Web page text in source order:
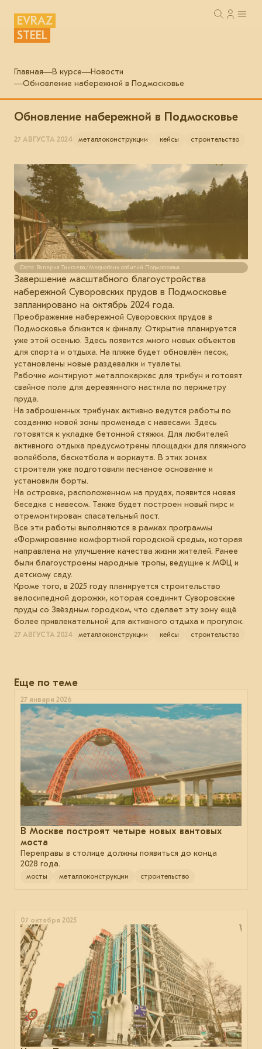
EVRAZ
STEEL
Главная В курсе
Новости
Обновление набережной в Подмосковье
Обновление набережной в Подмосковье
27 АВГУСТА 2024 металлоконструкции кейсы строительство
Фото: Валерия Тингаева/Медиабанк событий Подмосковья
Завершение масштабного благоустройства
набережной Суворовских прудов в Подмосковье
запланировано на октябрь 2024 года.
Преображение набережной Суворовских прудов в
Подмосковье близится к финалу. Открытие планируется
уже этой осенью. Здесь появится много новых объектов
для спорта и отдыха. На пляже будет обновлён песок,
установлены новые раздевалки и туалеты.
Рабочие монтируют металлокаркас для трибун и готовят
свайное поле для деревянного настила по периметру
пруда.
На заброшенных трибунах активно ведутся работы по
созданию новой зоны променада с навесами. Здесь
готовятся к укладке бетонной стяжки. Для любителей
активного отдыха предусмотрены площадки для пляжного
волейбола, баскетбола и воркаута. В этих зонах
строители уже подготовили песчаное основание и
установили борты.
На островке, расположенном на прудах, появится новая
беседка с навесом. Также будет построен новый пирс и
отремонтирован спасательный пост.
Все эти работы выполняются в рамках программы
«Формирование комфортной городской среды», которая
направлена на улучшение качества жизни жителей. Ранее
были благоустроены народные тропы, ведущие к МФЦ и
детскому саду.
Кроме того, в 2025 году планируется строительство
велосипедной дорожки, которая соединит Суворовские
пруды со Звёздным городком, что сделает эту зону ещё
более привлекательной для активного отдыха и прогулок.
27 АВГУСТА 2024 металлоконструкции кейсы строительство
Еще по теме
27 января 2026
В Москве построят четыре новых вантовых
моста
Переправы в столице должны появиться до конца
2028 года.
мосты металлоконструкции строительство
07 октября 2025